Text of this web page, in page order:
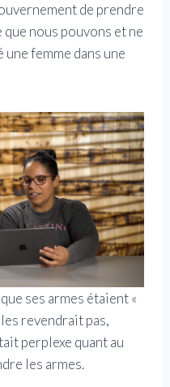
de prendre
nous pouvons et ne
une femme dans une
ses armes étaient «
revendrait pas,
perplexe quant au
les armes.